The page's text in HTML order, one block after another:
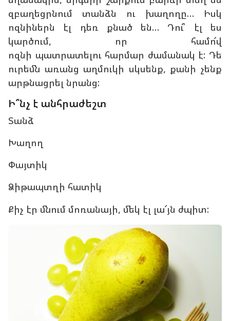
զբաղեցրնում տանձն ու խաղողը… Իսկ
ոզնիներն էլ դեռ քնած են… Դու՞ էլ ես
կարծում, որ համո՜վ
ոզնի պատրատելու հարմար ժամանակ է: Դե
ուրեմն առանց աղմուկի սկսենք, քանի չենք
արթնացրել նրանց:
Ի՞նչ է անհրաժեշտ
Տանձ
Խաղող
Փայտիկ
Ձիթապտղի հատիկ
Քիչ էր մնում մոռանայի, մեկ էլ լա՜յն ժպիտ: